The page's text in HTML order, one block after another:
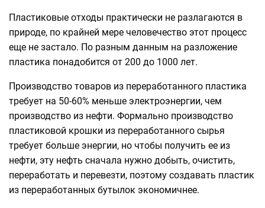
Пластиковые отходы практически не разлагаются в
природе, по крайней мере человечество этот процесс
еще не застало. По разным данным на разложение
пластика понадобится от 200 до 1000 лет.
Производство товаров из переработанного пластика
требует на 50-60% меньше электроэнергии, чем
производство из нефти. Формально производство
пластиковой крошки из переработанного сырья
требует больше энергии, но чтобы получить ее из
нефти, эту нефть сначала нужно добыть, очистить,
переработать и перевезти, поэтому создавать пластик
из переработанных бутылок экономичнее.